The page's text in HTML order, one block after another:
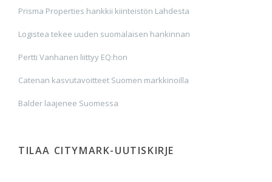
Prisma Properties hankkii kiinteistön Lahdesta
Logistea tekee uuden suomalaisen hankinnan
Pertti Vanhanen liittyy EQ:hon
Catenan kasvutavoitteet Suomen markkinoilla
Balder laajenee Suomessa
TILAA CITYMARK-UUTISKIRJE